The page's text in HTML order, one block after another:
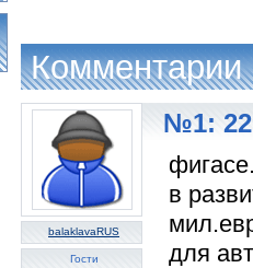
Комментарии
balaklavaRUS
Гости
№1: 22
в
для